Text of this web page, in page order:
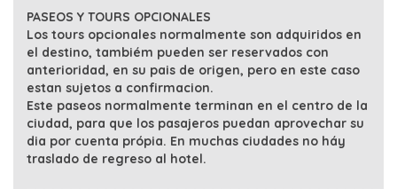
PASEOS Y TOURS OPCIONALES
Los tours opcionales normalmente son adquiridos en
el destino, tambiém pueden ser reservados con
anterioridad, en su pais de origen, pero en este caso
estan sujetos a confirmacion.
Este paseos normalmente terminan en el centro de la
ciudad, para que los pasajeros puedan aprovechar su
dia por cuenta própia. En muchas ciudades no háy
traslado de regreso al hotel.